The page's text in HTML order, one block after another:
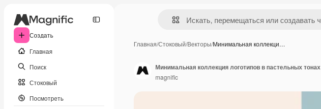
Создать
Главная
Поиск
Стоковый
Посмотреть
Главная/Стоковый/Векторы/Минимальная коллекци…
Минимальная коллекция логотипов в пастельных тонах
magnific